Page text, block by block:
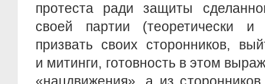
протеста ради защиты
своей партии (теоретически и
призвать своих сторонников,
и митинги, готовность в этом